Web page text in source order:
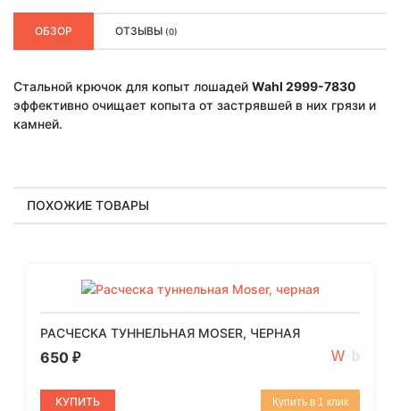
ОБЗОР ОТЗЫВЫ (0)
Стальной крючок для копыт лошадей Wahl 2999-7830
эффективно очищает копыта от застрявшей в них грязи и
камней.
ПОХОЖИЕ ТОВАРЫ
РАСЧЕСКА ТУННЕЛЬНАЯ MOSER, ЧЕРНАЯ
650 ₽
КУПИТЬ Купить в 1 клик